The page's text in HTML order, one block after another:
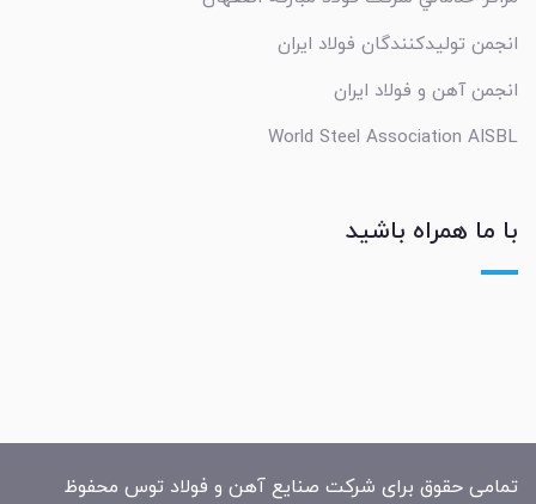
انجمن تولیدکنندگان فولاد ایران
انجمن آهن و فولاد ایران
World Steel Association AISBL
با ما همراه باشید
تمامی حقوق برای شرکت صنایع آهن و فولاد توس محفوظ